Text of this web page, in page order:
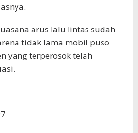
arus lalu lintas sudah
tidak lama mobil puso
yang terperosok telah